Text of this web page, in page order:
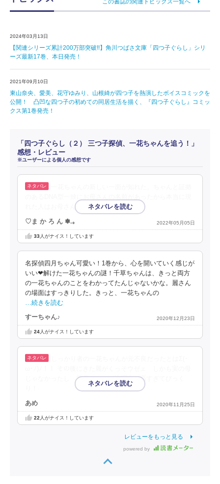
2024年03月13日
【関連シリーズ累計200万部突破!!】角川つばさ文庫「四つ子ぐらし」シリ
ーズ最新17巻、本日発売！
2021年09月10日
東山奈央、愛美、花守ゆみり、山根綺が四つ子を熱演したボイスコミックを
公開！ 凸凹な四つ子の初めての同居生活を描く、『四つ子ぐらし』コミッ
クス第1巻発売！
「四つ子ぐらし（２） 三つ子探偵、一花ちゃんを追う！」
感想・レビュー
※ユーザーによる個人の感想です
れた人はお母さんだったとびっくりした。
♡ま か ろ ん ✽.｡ 2022年05月05日
33人がナイス！しています
名探偵四月ちゃん可愛い！1巻から、心を開いていく感じが
いい❤︎解けた一花ちゃんの謎！千草ちゃんは、きっと両方
の一花ちゃんのことをわかってたんじゃないかな。麗さん
の場面はすっきりした。きっと、一花ちゃんの
…続きを読む
すーちゃん♪ 2020年12月23日
24人がナイス！しています
じゃなかったし 四月ちゃんが推理力が高すぎてびっく
あめ 2020年11月25日
22 人がナイス！しています
レビューをもっと見る
powered by